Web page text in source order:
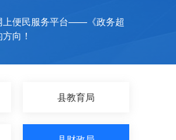
上便民服务平台——《政务超
向！
县教育局